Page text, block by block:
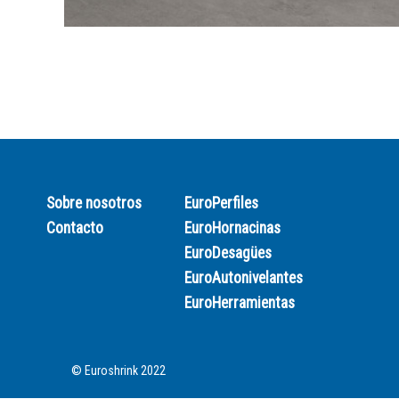
Sobre nosotros
Contacto
EuroPerfiles
EuroHornacinas
EuroDesagües
EuroAutonivelantes
EuroHerramientas
© Euroshrink 2022